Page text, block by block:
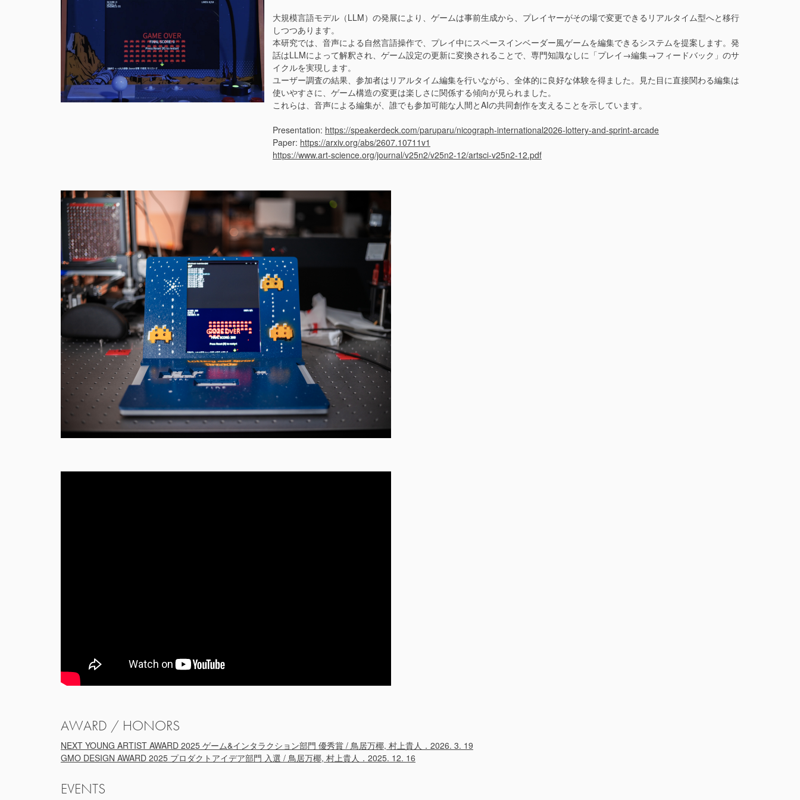
大規模言語モデル（LLM）の発展により、ゲームは事前生成から、プレイヤーがその場で変更できるリアルタイム型へと移行
しつつあります。
本研究では、音声による自然言語操作で、プレイ中にスペースインベーダー風ゲームを編集できるシステムを提案します。発
話はLLMによって解釈され、ゲーム設定の更新に変換されることで、専門知識なしに「プレイ→編集→フィードバック」のサ
イクルを実現します。
ユーザー調査の結果、参加者はリアルタイム編集を行いながら、全体的に良好な体験を得ました。見た目に直接関わる編集は
使いやすさに、ゲーム構造の変更は楽しさに関係する傾向が見られました。
これらは、音声による編集が、誰でも参加可能な人間とAIの共同創作を支えることを示しています。
Presentation: https://speakerdeck.com/paruparu/nicograph-international2026-lottery-and-sprint-arcade
Paper: https://arxiv.org/abs/2607.10711v1
https://www.art-science.org/journal/v25n2/v25n2-12/artsci-v25n2-12.pdf
AWARD / HONORS
NEXT YOUNG ARTIST AWARD 2025 ゲーム&インタラクション部門 優秀賞 / 鳥居万椰, 村上貴人．2026. 3. 19
GMO DESIGN AWARD 2025 プロダクトアイデア部門 入選 / 鳥居万椰, 村上貴人．2025. 12. 16
EVENTS